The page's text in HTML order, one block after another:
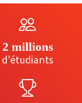
2 millions
d'étudiants